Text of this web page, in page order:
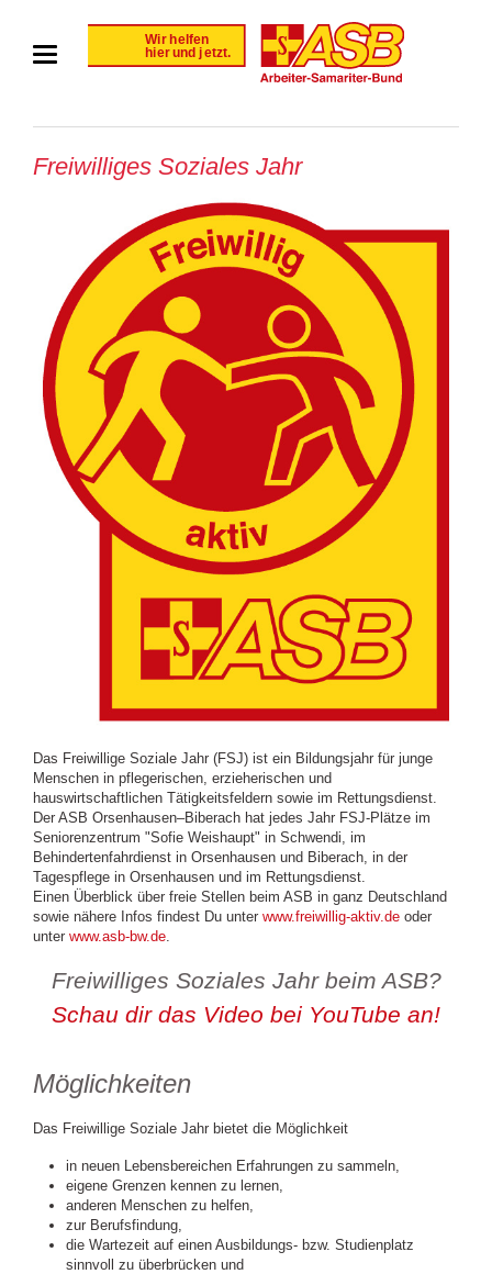
Freiwilliges Soziales Jahr
Das Freiwillige Soziale Jahr (FSJ) ist ein Bildungsjahr für junge
Menschen in pflegerischen, erzieherischen und
hauswirtschaftlichen Tätigkeitsfeldern sowie im Rettungsdienst.
Der ASB Orsenhausen–Biberach hat jedes Jahr FSJ-Plätze im
Seniorenzentrum "Sofie Weishaupt" in Schwendi, im
Behindertenfahrdienst in Orsenhausen und Biberach, in der
Tagespflege in Orsenhausen und im Rettungsdienst.
Einen Überblick über freie Stellen beim ASB in ganz Deutschland
sowie nähere Infos findest Du unter www.freiwillig-aktiv.deoder
unter www.asb-bw.de.
Freiwilliges Soziales Jahr beim ASB?
Schau dir das Video bei YouTube an!
Möglichkeiten
Das Freiwillige Soziale Jahr bietet die Möglichkeit
in neuen Lebensbereichen Erfahrungen zu sammeln,
eigene Grenzen kennen zu lernen,
anderen Menschen zu helfen,
zur Berufsfindung,
die Wartezeit auf einen Ausbildungs- bzw. Studienplatz
sinnvoll zu überbrücken und